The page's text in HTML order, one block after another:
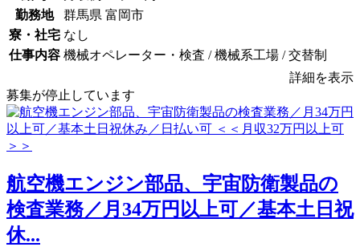
勤務地
群馬県 富岡市
寮・社宅 なし
仕事内容 機械オペレーター・検査 / 機械系工場 / 交替制
詳細を表示
募集が停止しています
航空機エンジン部品、宇宙防衛製品の
検査業務／月34万円以上可／基本土日祝
休...